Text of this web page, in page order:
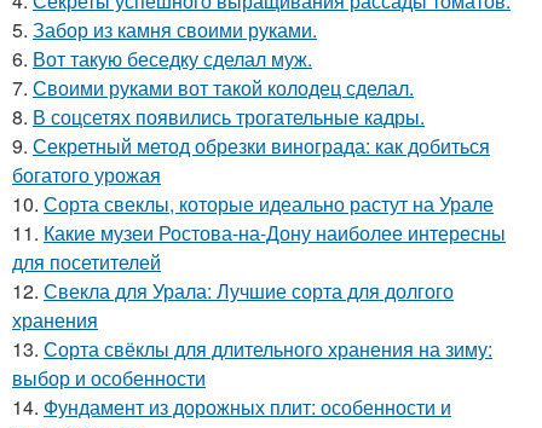
5. Забор из камня своими руками.
6. Вот такую беседку сделал муж.
7. Своими руками вот такой колодец сделал.
8. В соцсетях появились трогательные кадры.
9. Секретный метод обрезки винограда: как добиться
богатого урожая
10. Сорта свеклы, которые идеально растут на Урале
11. Какие музеи Ростова-на-Дону наиболее интересны
для посетителей
12. Свекла для Урала: Лучшие сорта для долгого
хранения
13. Сорта свёклы для длительного хранения на зиму:
выбор и особенности
14. Фундамент из дорожных плит: особенности и